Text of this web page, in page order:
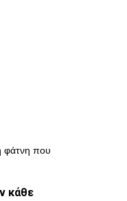
φάτνη που
κάθε